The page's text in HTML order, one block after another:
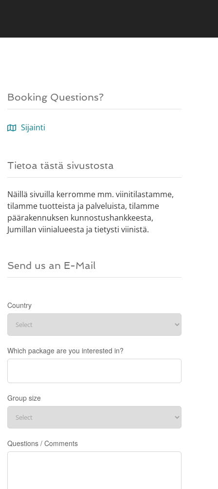
Booking Questions?
Sijainti
Tietoa tästä sivustosta
Näillä sivuilla kerromme mm. viinitilastamme,
tilamme tuotteista ja palveluista, tilamme
päärakennuksen kunnostushankkeesta,
Jumillan viinialueesta ja tietysti viinistä.
Send us an E-Mail
Country
Which package are you interested in?
Group size
Questions / Comments